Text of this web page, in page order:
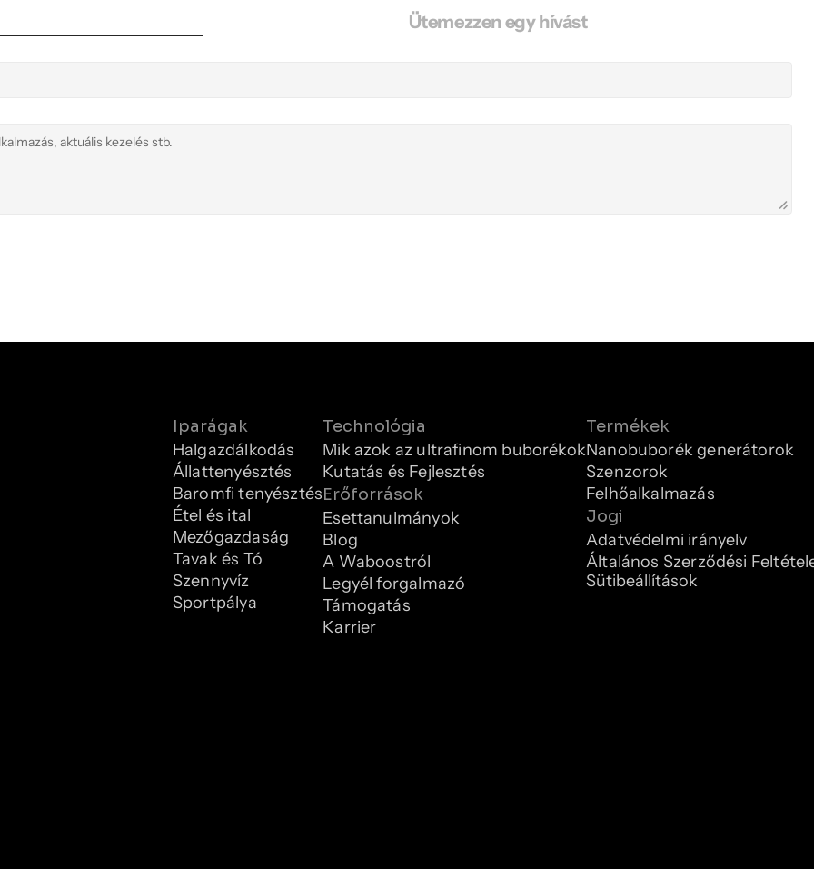
Ütemezzen egy hívást
Iparágak
Halgazdálkodás
Állattenyésztés
Baromfi tenyésztés
Étel és ital
Mezőgazdaság
Tavak és Tó
Szennyvíz
Sportpálya
Technológia
Mik azok az ultrafinom buborékok
Kutatás és Fejlesztés
Erőforrások
Esettanulmányok
Blog
A Waboostról
Legyél forgalmazó
Támogatás
Karrier
Termékek
Nanobuborék generátorok
Szenzorok
Felhőalkalmazás
Jogi
Adatvédelmi irányelv
Általános Szerződési
Sütibeállítások